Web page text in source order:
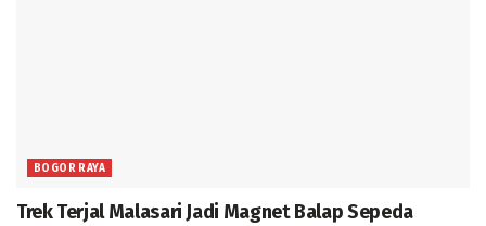
BOGOR RAYA
Trek Terjal Malasari Jadi Magnet Balap Sepeda